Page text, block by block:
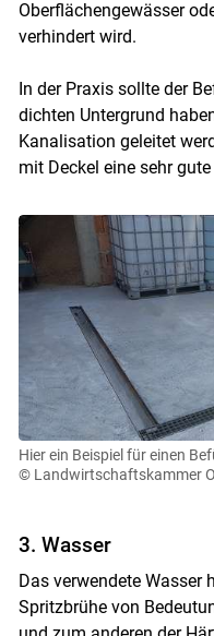
Oberflächengewässer
verhindert wird.
In der Praxis sollte der
dichten Untergrund
Kanalisation geleitet
mit Deckel eine sehr
Hier ein Beispiel für einen
© Landwirtschaftskammer
3. Wasser
Das verwendete Wasser
Spritzbrühe von